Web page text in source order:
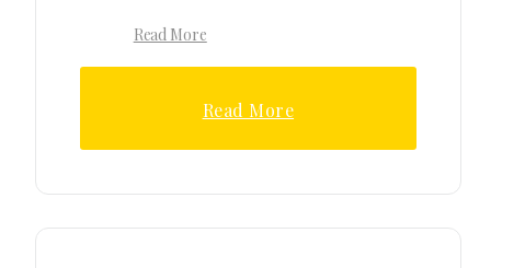
Read More
Read More